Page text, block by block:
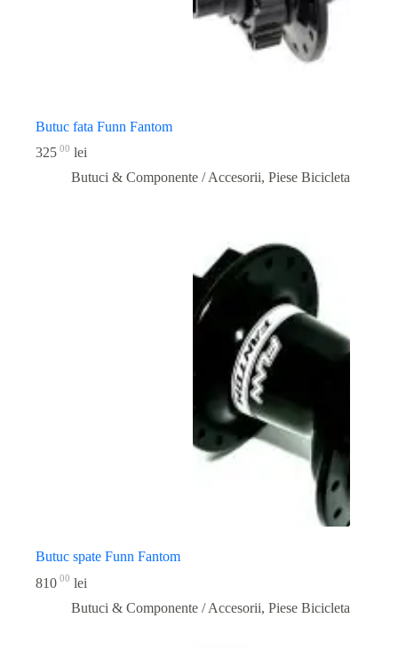
Butuc fata Funn Fantom
325 00 lei
Butuci & Componente / Accesorii, Piese Bicicleta
Butuc spate Funn Fantom
810 00 lei
Butuci & Componente / Accesorii, Piese Bicicleta